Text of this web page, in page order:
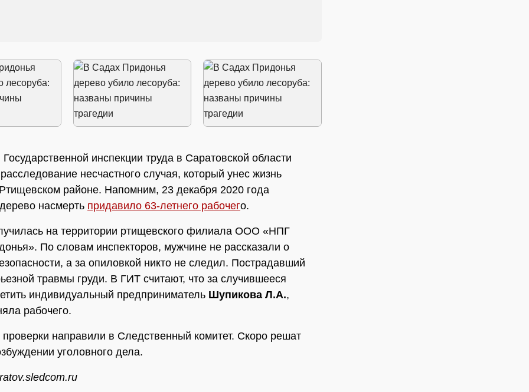
инспекции труда в Саратовской области
несчастного случая, который унес жизнь
районе. Напомним, 23 декабря 2020 года
насмерть придавило 63-летнего рабочего.
на территории ртищевского филиала ООО «НПГ
По словам инспекторов, мужчине не рассказали о
а за опиловкой никто не следил. Пострадавший
травмы груди. В ГИТ считают, что за случившееся
индивидуальный предприниматель Шупикова Л.А.,
рабочего.
направили в Следственный комитет. Скоро решат
уголовного дела.